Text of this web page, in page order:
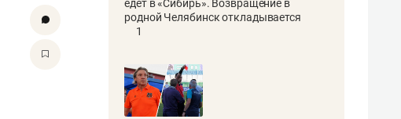
едет в «Сибирь». Возвращение в
родной Челябинск откладывается
1